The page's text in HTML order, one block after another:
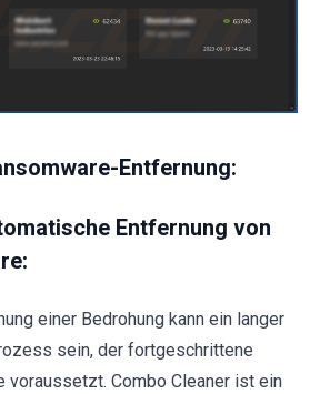
Entfernung:
Entfernung von
einer Bedrohung kann ein langer
sein, der fortgeschrittene
voraussetzt. Combo Cleaner ist ein